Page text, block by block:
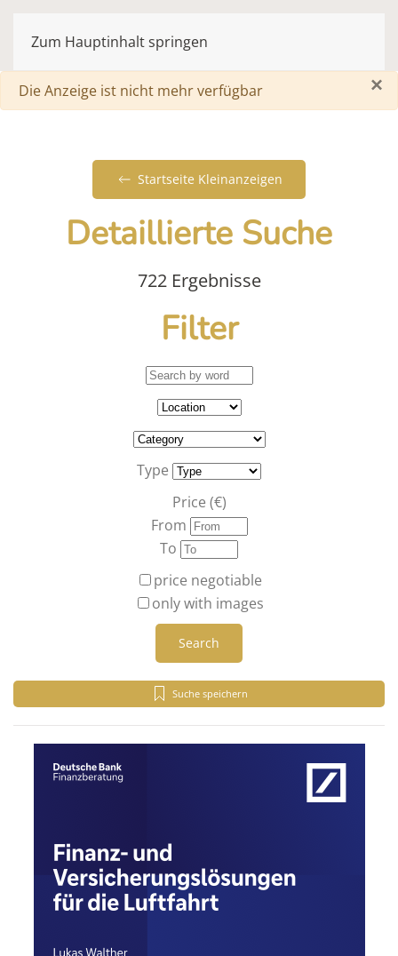
Zum Hauptinhalt springen
×
Warnung
Die Anzeige ist nicht mehr verfügbar
Startseite Kleinanzeigen
Detaillierte Suche
722 Ergebnisse
Filter
Type
Price (€)
From
To
price negotiable
only with images
Search
Suche speichern